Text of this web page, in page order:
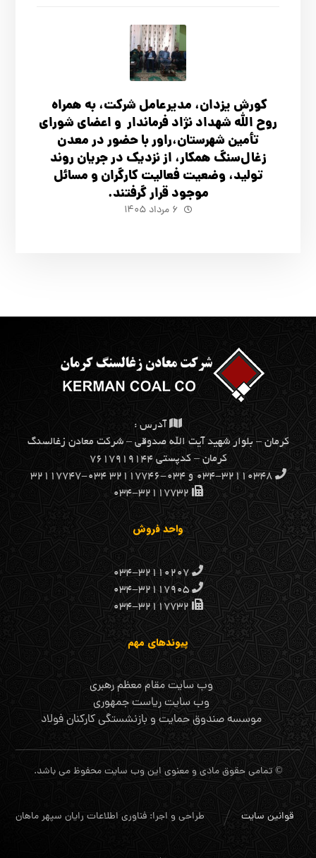
کورش یزدان، مدیرعامل شرکت، به همراه
روح الله شهداد نژاد فرماندار و اعضای شورای
تأ‌مین شهرستان،راور با حضور در معدن
زغال‌سنگ همکار، از نزدیک در جریان روند
تولید، وضعیت فعالیت کارگران و مسائل
موجود قرار گرفتند.
۶ مرداد ۱۴۰۵
آدرس :
كرمان – بلوار شهيد آيت الله صدوقي – شركت معادن زغالسنگ
كرمان – کدپستی ۷۶۱۷۹۱۹۱۴۴
۰۳۴-۳۲۱۱۰۳۴۸ و ۰۳۴-۳۲۱۱۷۷۴۶ ۰۳۴-۳۲۱۱۷۷۴۷
۰۳۴-۳۲۱۱۷۷۳۲
واحد فروش
۰۳۴-۳۲۱۱۰۲۰۷
۰۳۴-۳۲۱۱۷۹۰۵
۰۳۴-۳۲۱۱۷۷۳۲
پیوندهای مهم
وب سایت مقام معظم رهبری
وب سایت ریاست جمهوری
موسسه صندوق حمایت و بازنشستگی کارکنان فولاد
© تمامی حقوق مادی و معنوی این وب سایت محفوظ می باشد.
طراحی و اجرا: فناوری اطلاعات رایان سپهر ماهان قوانین سایت